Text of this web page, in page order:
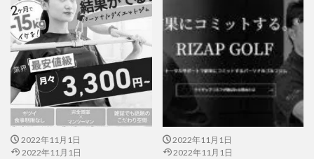
2022年11月1日
2022年11月1日
2022年11月1日
2022年11月1日